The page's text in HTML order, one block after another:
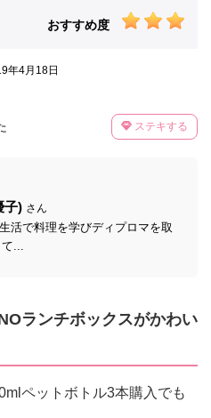
おすすめ度
年4月18日
ステキする
子) さん
活で料理を学びディプロマを取
...
ランチボックスがかわい
ペットボトル3本購入でも